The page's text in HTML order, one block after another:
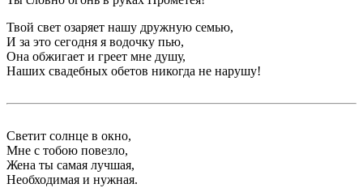
Твой свет озаряет нашу дружную семью,
И за это сегодня я водочку пью,
Она обжигает и греет мне душу,
Наших свадебных обетов никогда не нарушу!
Светит солнце в окно,
Мне с тобою повезло,
Жена ты самая лучшая,
Необходимая и нужная.